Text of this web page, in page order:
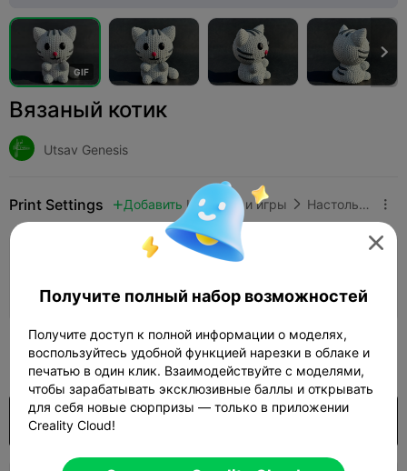
GIF

Вязаный котик
Utsav Genesis
Print Settings  Добавить Игрушки и игры  Настольные и карточные игры 
Добавить настройки печати
Заработайте больше очков
299 

Получите полный набор возможностей
Получите доступ к полной информации о моделях,
воспользуйтесь удобной функцией нарезки в облаке и
печатью в один клик. Взаимодействуйте с моделями,
чтобы зарабатывать эксклюзивные баллы и открывать
для себя новые сюрпризы — только в приложении
Creality Cloud!